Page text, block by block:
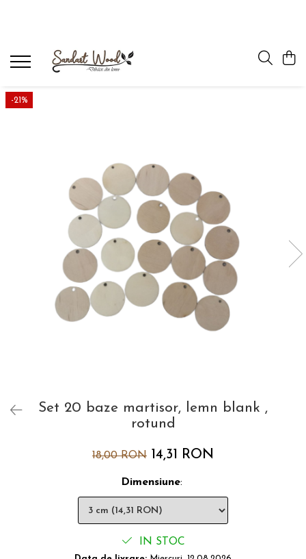
Semne de carte
Baze Martisor
-21%
Set 20 baze martisor, lemn blank ,
rotund
18,00 RON 14,31 RON
Dimensiune:
IN STOC